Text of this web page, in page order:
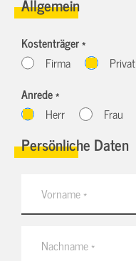
Kostenträger *
Firma
Privat
Anrede *
Herr
Frau
Persönliche Daten